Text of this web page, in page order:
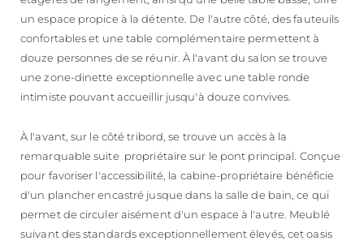
un espace propice à la détente. De l'autre côté, des fauteuils
confortables et une table complémentaire permettent à
douze personnes de se réunir. À l'avant du salon se trouve
une zone-dinette exceptionnelle avec une table ronde
intimiste pouvant accueillir jusqu'à douze convives.
À l'avant, sur le côté tribord, se trouve un accès à la
remarquable suite propriétaire sur le pont principal. Conçue
pour favoriser l'accessibilité, la cabine-propriétaire bénéficie
d'un plancher encastré jusque dans la salle de bain, ce qui
permet de circuler aisément d'un espace à l'autre. Meublé
suivant des standards exceptionnellement élevés, cet oasis